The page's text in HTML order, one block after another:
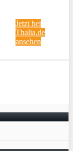
Jetzt bei
Thalia.de
ansehen